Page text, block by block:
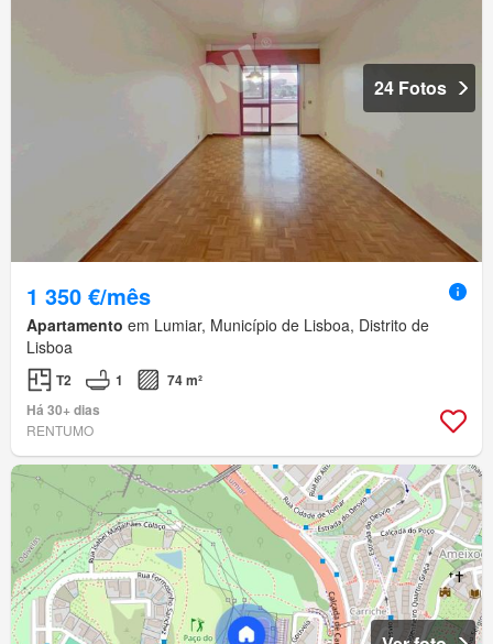
24 Fotos
1 350 €/mês
Apartamento em Lumiar, Município de Lisboa, Distrito de
Lisboa
T2 1
74 m²
Há 30+ dias
RENTUMO